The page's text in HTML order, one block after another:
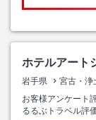
ホテルアート
岩手県 宮古・浄
お客様アンケート
るるぶトラベル評